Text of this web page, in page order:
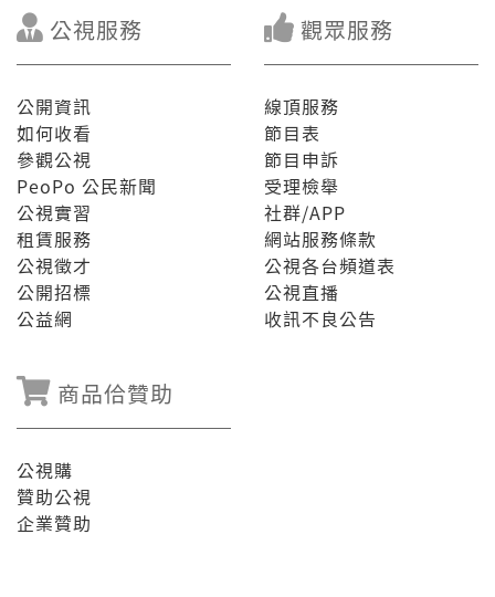
公視服務
公開資訊
如何收看
參觀公視
PeoPo 公民新聞
公視實習
租賃服務
公視徵才
公開招標
公益網
觀眾服務
線頂服務
節目表
節目申訴
受理檢舉
社群/APP
網站服務條款
公視各台頻道表
公視直播
收訊不良公告
商品佮贊助
公視購
贊助公視
企業贊助